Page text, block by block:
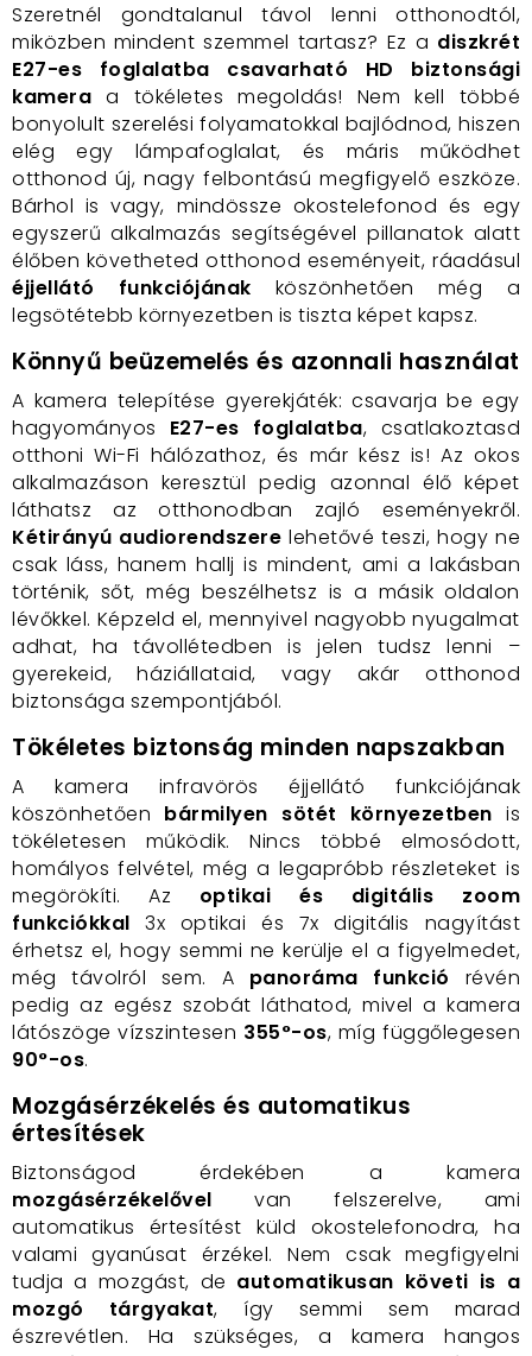
Szeretnél gondtalanul távol lenni otthonodtól,
miközben mindent szemmel tartasz? Ez a diszkrét
E27-es foglalatba csavarható HD biztonsági
kamera a tökéletes megoldás! Nem kell többé
bonyolult szerelési folyamatokkal bajlódnod, hiszen
elég egy lámpafoglalat, és máris működhet
otthonod új, nagy felbontású megfigyelő eszköze.
Bárhol is vagy, mindössze okostelefonod és egy
egyszerű alkalmazás segítségével pillanatok alatt
élőben követheted otthonod eseményeit, ráadásul
éjjellátó funkciójának köszönhetően még a
legsötétebb környezetben is tiszta képet kapsz.
Könnyű beüzemelés és azonnali használat
A kamera telepítése gyerekjáték: csavarja be egy
hagyományos E27-es foglalatba, csatlakoztasd
otthoni Wi-Fi hálózathoz, és már kész is! Az okos
alkalmazáson keresztül pedig azonnal élő képet
láthatsz az otthonodban zajló eseményekről.
Kétirányú audiorendszere lehetővé teszi, hogy ne
csak láss, hanem hallj is mindent, ami a lakásban
történik, sőt, még beszélhetsz is a másik oldalon
lévőkkel. Képzeld el, mennyivel nagyobb nyugalmat
adhat, ha távollétedben is jelen tudsz lenni –
gyerekeid, háziállataid, vagy akár otthonod
biztonsága szempontjából.
Tökéletes biztonság minden napszakban
A kamera infravörös éjjellátó funkciójának
köszönhetően bármilyen sötét környezetben is
tökéletesen működik. Nincs többé elmosódott,
homályos felvétel, még a legapróbb részleteket is
megörökíti. Az optikai és digitális zoom
funkciókkal 3x optikai és 7x digitális nagyítást
érhetsz el, hogy semmi ne kerülje el a figyelmedet,
még távolról sem. A panoráma funkció révén
pedig az egész szobát láthatod, mivel a kamera
látószöge vízszintesen 355°-os, míg függőlegesen
90°-os.
Mozgásérzékelés és automatikus
értesítések
Biztonságod érdekében a kamera
mozgásérzékelővel van felszerelve, ami
automatikus értesítést küld okostelefonodra, ha
valami gyanúsat érzékel. Nem csak megfigyelni
tudja a mozgást, de automatikusan követi is a
mozgó tárgyakat, így semmi sem marad
észrevétlen. Ha szükséges, a kamera hangos